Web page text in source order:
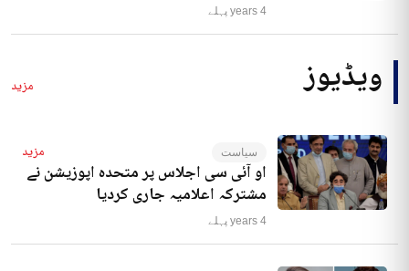
4 years پہلے
ویڈیوز مزید
سیاست مزید
او آئی سی اجلاس پر متحدہ اپوزیشن نے
مشترکہ اعلامیہ جاری کردیا
4 years پہلے